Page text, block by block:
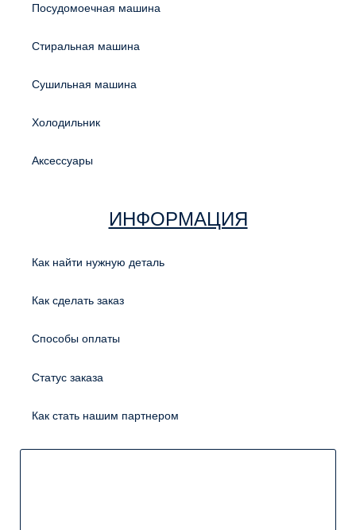
Посудомоечная машина
Стиральная машина
Сушильная машина
Холодильник
Аксессуары
ИНФОРМАЦИЯ
Как найти нужную деталь
Как сделать заказ
Способы оплаты
Статус заказа
Как стать нашим партнером